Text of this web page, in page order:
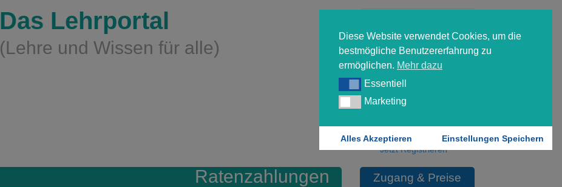
Diese Website verwendet Cookies, um die
bestmögliche Benutzererfahrung zu
ermöglichen. Mehr dazu
EssentiellEssentiell
MarketingMarketing
Alles Akzeptieren Einstellungen Speichern
Das Lehrportal
(Lehre und Wissen für alle)
Forgot your password?
Jetzt Registrieren
Ratenzahlungen Zugang & Preise